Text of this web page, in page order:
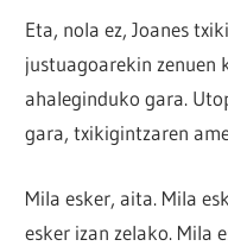
Eta, nola ez, Joanes
justuagoarekin
ahaleginduko gara.
gara, txikigintzaren
Mila esker, aita. Mila
esker izan zelako. Mila